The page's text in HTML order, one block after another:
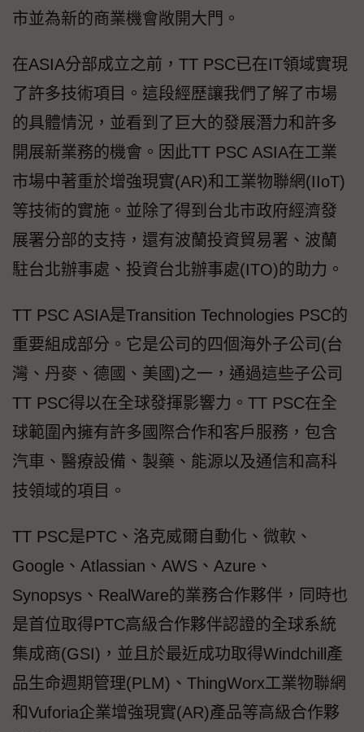
市並為新的商業機會敞開大門。
在ASIA分部成立之前，TT PSC已在IT領域實現
了許多技術項目。這段經歷讓我們了解了市場
的具體情況，並看到了巨大的發展潛力和許多
開展新業務的機會。因此TT PSC ASIA在工業
市場中著重於增強現實(AR)和工業物聯網(IIoT)
等技術的實施。並除了得到台北市政府經濟發
展署分部的支持，還有波蘭投資貿易署、波蘭
駐台北辦事處、投資台北辦事處(ITO)的助力。
TT PSC ASIA是Transition Technologies PSC的
重要組成部分。它是公司的四個海外子公司(台
灣、丹麥、德國、美國)之一，通過這些子公司
TT PSC得以在全球發揮影響力。TT PSC在全
球範圍內擁有許多國際合作和客戶服務，包含
汽車、醫療設備、製藥、能源以及通信和高科
技領域的項目。
TT PSC是PTC、洛克威爾自動化、微軟、
Google、Atlassian、AWS、Azure、
Synopsys、RealWare的業務合作夥伴，同時也
是首位取得PTC高級合作夥伴認證的全球系統
集成商(GSI)，並且於最近成功取得Windchill產
品生命週期管理(PLM)、ThingWorx工業物聯網
和Vuforia企業增強現實(AR)產品等高級合作夥